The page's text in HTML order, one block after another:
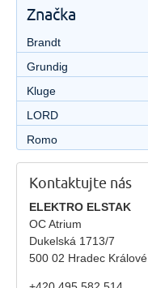
Značka
Brandt
Grundig
Kluge
LORD
Romo
Kontaktujte nás
ELEKTRO ELSTAK
OC Atrium
Dukelská 1713/7
500 02 Hradec Králové